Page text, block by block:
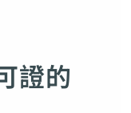
證的